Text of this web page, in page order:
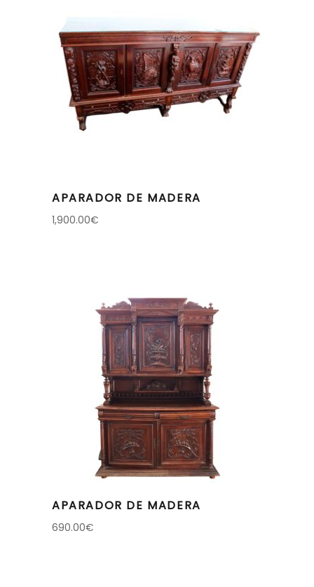
APARADOR DE MADERA
1,900.00€
APARADOR DE MADERA
690.00€